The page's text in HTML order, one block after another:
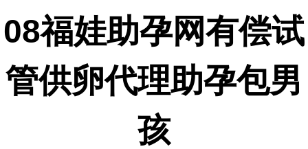
08福娃助孕网有偿试
管供卵代理助孕包男
孩